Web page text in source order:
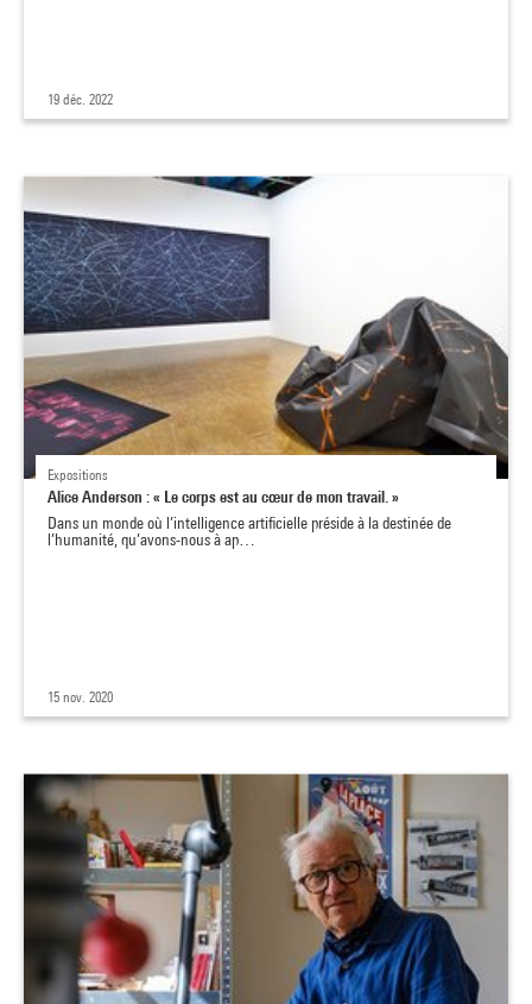
19 déc. 2022
Expositions
Alice Anderson : « Le corps est au cœur de mon travail. »
Dans un monde où l’intelligence artificielle préside à la destinée de
l’humanité, qu’avons-nous à ap…
15 nov. 2020